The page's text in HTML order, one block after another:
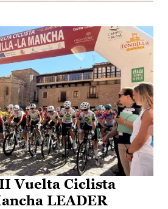
Vuelta Ciclista
LEADER